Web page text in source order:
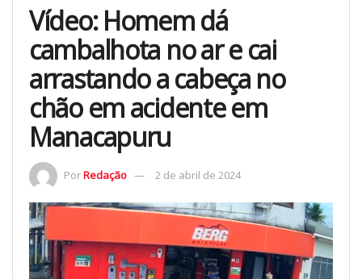
Vídeo: Homem dá
cambalhota no ar e cai
arrastando a cabeça no
chão em acidente em
Manacapuru
PorRedação 2 de abril de 2024